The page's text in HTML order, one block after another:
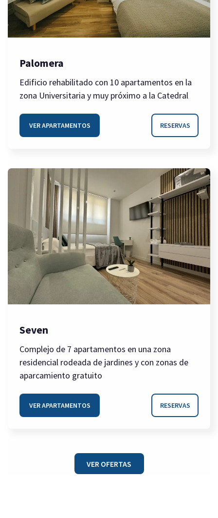
Palomera
Edificio rehabilitado con 10 apartamentos en la
zona Universitaria y muy próximo a la Catedral
VER APARTAMENTOS RESERVAS
Seven
Complejo de 7 apartamentos en una zona
residencial rodeada de jardines y con zonas de
aparcamiento gratuito
VER APARTAMENTOS RESERVAS
VER OFERTAS